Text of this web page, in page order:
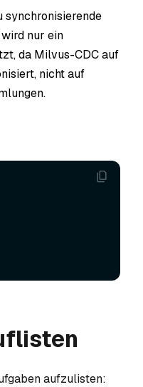
synchronisierende
nur ein
da Milvus-CDC auf
nicht auf
aufzulisten: